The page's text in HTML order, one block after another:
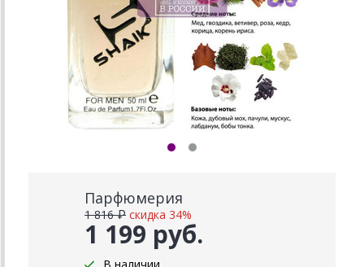
Парфюмерия
1 199 руб.
1 816 ₽ скидка 34%